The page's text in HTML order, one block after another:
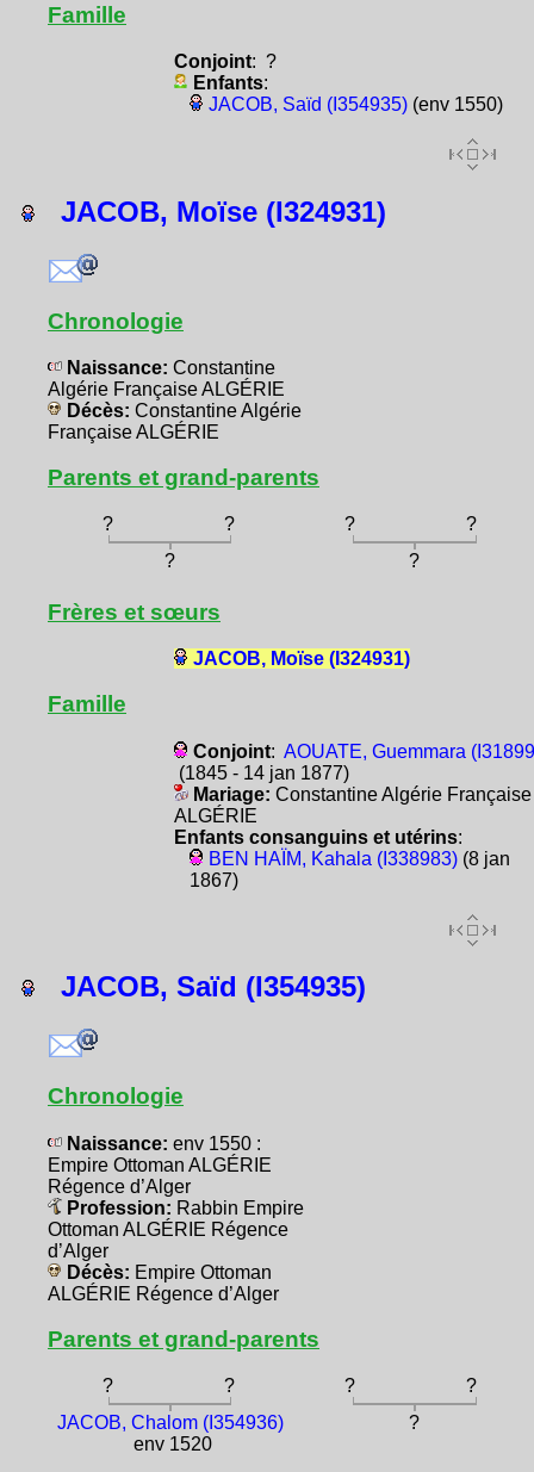
Famille
Conjoint: ?
Enfants:
JACOB, Saïd (I354935)(env 1550)
JACOB, Moïse (I324931)
Chronologie
Naissance: Constantine
Algérie Française ALGÉRIE
Décès: Constantine Algérie
Française ALGÉRIE
Parents et grand-parents
? ? ?
?
?
?
Frères et sœurs
JACOB, Moïse (I324931)
Famille
Conjoint: AOUATE, Guemmara
(1845 - 14 jan 1877)
Mariage: Constantine Algérie Française
ALGÉRIE
Enfants consanguins et utérins:
BEN HAÏM, Kahala (I338983)(8 jan
1867)
JACOB, Saïd (I354935)
Chronologie
Naissance: env 1550 :
Empire Ottoman ALGÉRIE
Régence d’Alger
Profession: Rabbin Empire
Ottoman ALGÉRIE Régence
d’Alger
Décès: Empire Ottoman
ALGÉRIE Régence d’Alger
Parents et grand-parents
? ? ?
?
JACOB, Chalom (I354936)
env 1520
?